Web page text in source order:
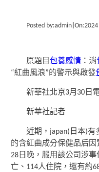
Posted by:admin| On:
原題目包養感情 ：消
“紅曲風浪”的警示與啟發
新華社北京3月30日
新華社記者
近期，japan(日本)
的含紅曲成分保健品后
28日晚，服用該公司涉
亡、114人住院，還有約